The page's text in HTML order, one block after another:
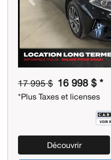
Previous
17 995 $ 16 998 $ *
*Plus Taxes et licenses
Découvrir